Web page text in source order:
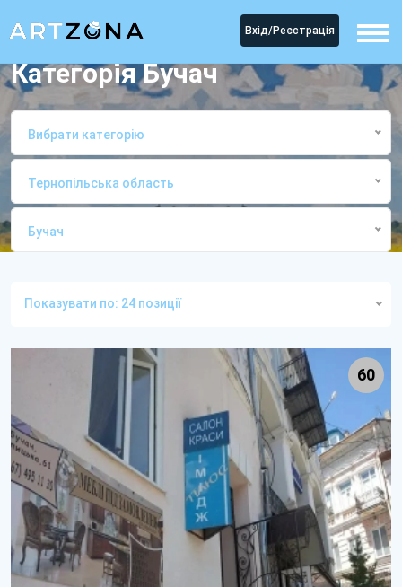
Вхід/Реєстрація
Категорія Бучач
Вибрати категорію
Тернопільська область
Бучач
Показувати по: 24 позиції
60